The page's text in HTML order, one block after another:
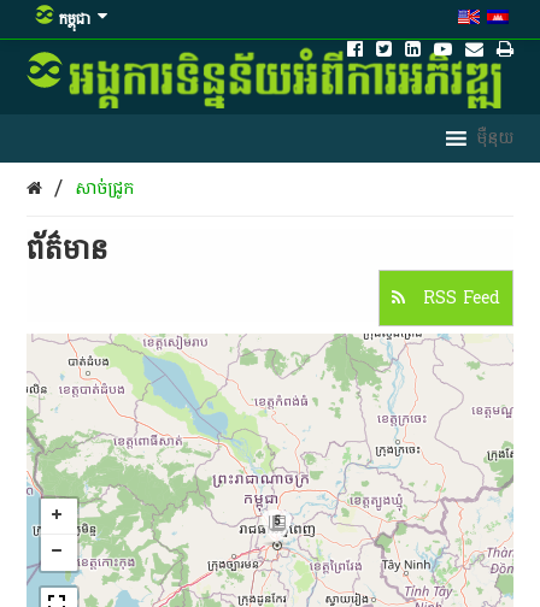
កម្ពុជា
/ សាច់​ជ្រូក
ព័ត៌មាន​
RSS Feed
5